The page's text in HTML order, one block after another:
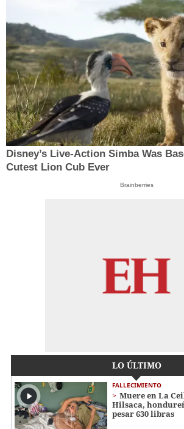
Disney’s Live-Action Simba Was
Cutest Lion Cub Ever
Brainberries
LO ÚLTIMO
FALLECIMIENTO
Muere en La
Hilsaca,
pesar 630 libras